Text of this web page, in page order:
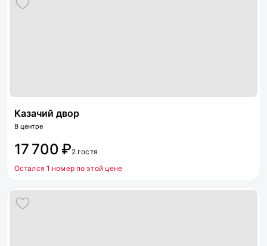
Казачий двор
В центре
17 700 ₽2 гостя
Остался 1 номер по этой цене